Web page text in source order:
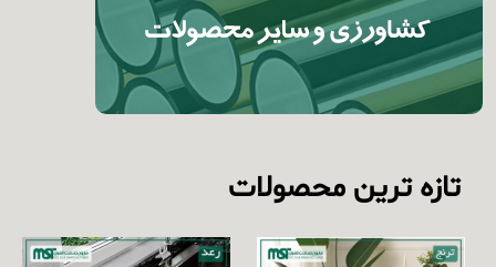
تازه ترین محصولات